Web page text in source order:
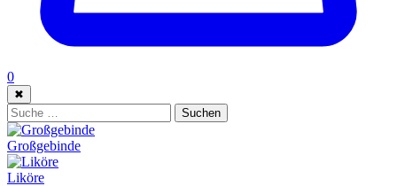
0
✖
Suche: Suchen
Großgebinde
Liköre